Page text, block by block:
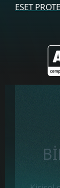
ESET